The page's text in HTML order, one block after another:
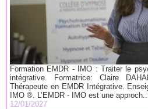
Formation EMDR - IMO : Traiter le
intégrative. Formatrice: Claire
Thérapeute en EMDR Intégrative.
IMO ®. L’EMDR - IMO est une approch...
12/01/2027